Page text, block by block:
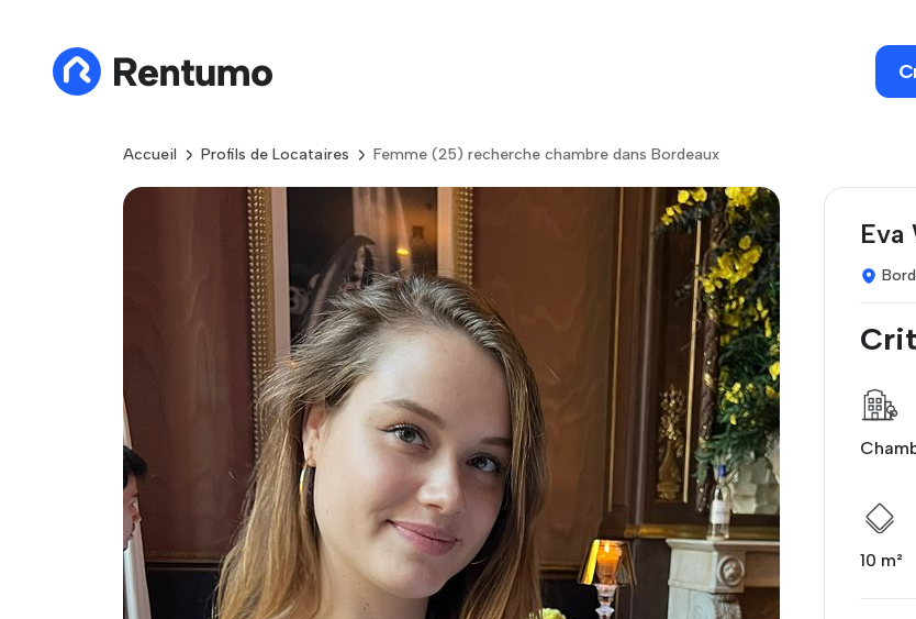
Accueil Profils de Locataires Femme (25) recherche chambre dans Bordeaux
Eva
10 m²